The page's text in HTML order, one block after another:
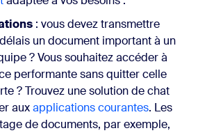
: vous devez transmettre
un document important à un
? Vous souhaitez accéder à
performante sans quitter celle
? Trouvez une solution de chat
auxapplications courantes. Les
de documents, par exemple,